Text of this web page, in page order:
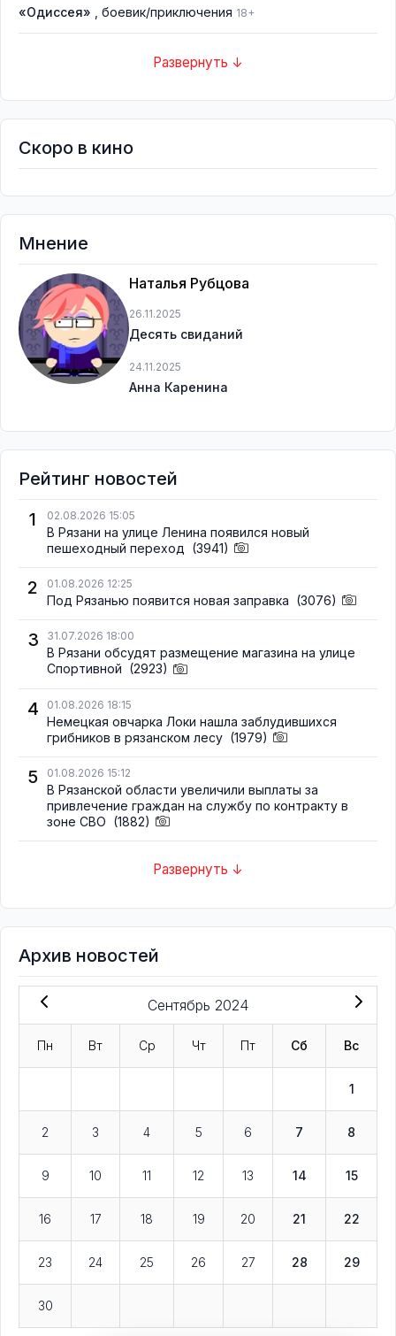
«Одиссея» , боевик/приключения 18+
Развернуть ↓
Скоро в кино
Мнение
Наталья Рубцова
26.11.2025
Десять свиданий
24.11.2025
Анна Каренина
Рейтинг новостей
1
02.08.2026 15:05
В Рязани на улице Ленина появился новый
пешеходный переход (3941)
2 01.08.2026 12:25
Под Рязанью появится новая заправка (3076)
3 31.07.2026 18:00
В Рязани обсудят размещение магазина на улице
Спортивной (2923)
4 01.08.2026 18:15
Немецкая овчарка Локи нашла заблудившихся
грибников в рязанском лесу (1979)
5 01.08.2026 15:12
В Рязанской области увеличили выплаты за
привлечение граждан на службу по контракту в
зоне СВО (1882)
Развернуть ↓
Архив новостей
Сентябрь 2024
Пн Вт Ср Чт Пт Сб Вс
1
2 3 4 5 6 7 8
9 10 11 12 13 14 15
16 17 18 19 20 21 22
23 24 25 26 27 28 29
30